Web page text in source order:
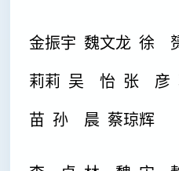
金振宇 魏文龙 徐
莉莉 吴 怡 张 彦
苗 孙 晨 蔡琼辉